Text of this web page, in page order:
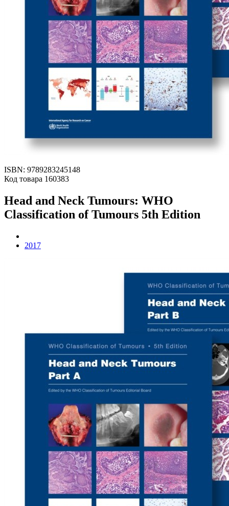
ISBN: 9789283245148
Код товара 160383
Head and Neck Tumours: WHO
Classification of Tumours 5th Edition
2017